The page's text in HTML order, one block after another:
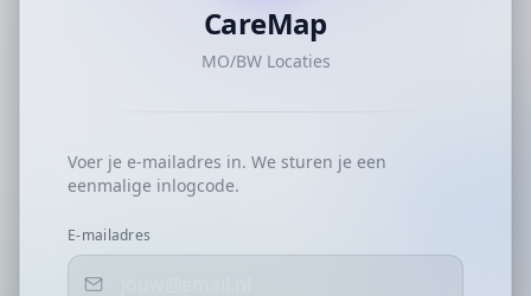
CareMap
MO/BW Locaties
Voer je e-mailadres in. We sturen je een
eenmalige inlogcode.
E-mailadres